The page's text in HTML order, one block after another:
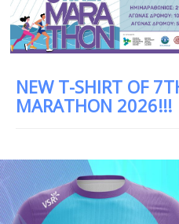
Διοργάνωση
Εθελοντισμός
Εγγραφές
Αποτελέσματα
Χορηγοί
Επικοινωνία
NEW T-SHIRT OF
MARATHON 2026!!!